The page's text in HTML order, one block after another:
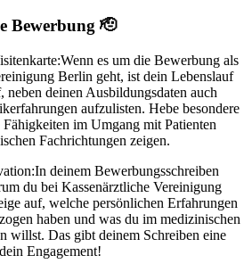
Bewerbung 🫡
Wenn es um die Bewerbung als
Berlin geht, ist dein Lebenslauf
deinen Ausbildungsdaten auch
aufzulisten. Hebe besondere
im Umgang mit Patienten
Fachrichtungen zeigen.
In deinem Bewerbungsschreiben
du bei Kassenärztliche Vereinigung
auf, welche persönlichen Erfahrungen
haben und was du im medizinischen
willst. Das gibt deinem Schreiben eine
Engagement!